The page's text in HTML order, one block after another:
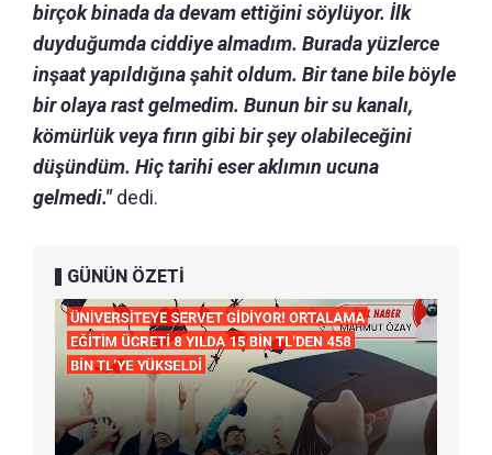
birçok binada da devam ettiğini söylüyor. İlk
duyduğumda ciddiye almadım. Burada yüzlerce
inşaat yapıldığına şahit oldum. Bir tane bile böyle
bir olaya rast gelmedim. Bunun bir su kanalı,
kömürlük veya fırın gibi bir şey olabileceğini
düşündüm. Hiç tarihi eser aklımın ucuna
gelmedi."dedi.
GÜNÜN ÖZETİ